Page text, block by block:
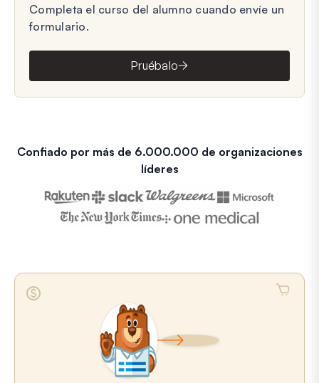
Completa el curso del alumno cuando envíe un
formulario.
Pruébalo
Confiado por más de 6.000.000 de organizaciones
líderes